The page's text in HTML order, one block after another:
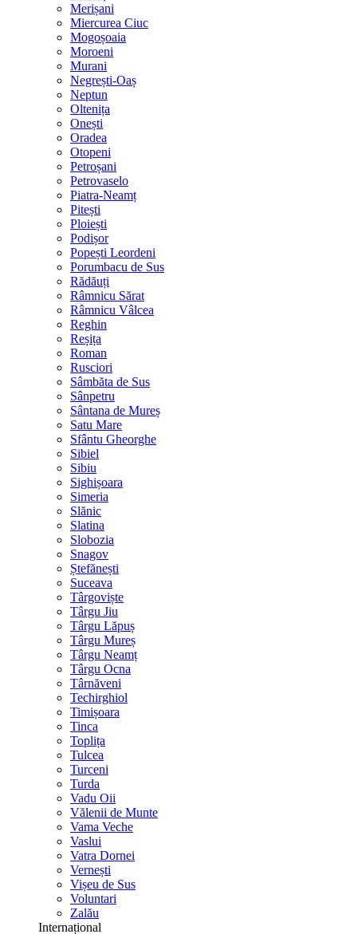
Merișani
Miercurea Ciuc
Mogoșoaia
Moroeni
Murani
Negrești-Oaș
Neptun
Oltenița
Onești
Oradea
Otopeni
Petroșani
Petrovaselo
Piatra-Neamț
Pitești
Ploiești
Podișor
Popești Leordeni
Porumbacu de Sus
Rădăuți
Râmnicu Sărat
Râmnicu Vâlcea
Reghin
Reșița
Roman
Rusciori
Sâmbăta de Sus
Sânpetru
Sântana de Mureș
Satu Mare
Sfântu Gheorghe
Sibiel
Sibiu
Sighișoara
Simeria
Slănic
Slatina
Slobozia
Snagov
Ștefănești
Suceava
Târgoviște
Târgu Jiu
Târgu Lăpuș
Târgu Mureș
Târgu Neamț
Târgu Ocna
Târnăveni
Techirghiol
Timișoara
Tinca
Toplița
Tulcea
Turceni
Turda
Vadu Oii
Vălenii de Munte
Vama Veche
Vaslui
Vatra Dornei
Vernești
Vișeu de Sus
Voluntari
Zalău
Internațional